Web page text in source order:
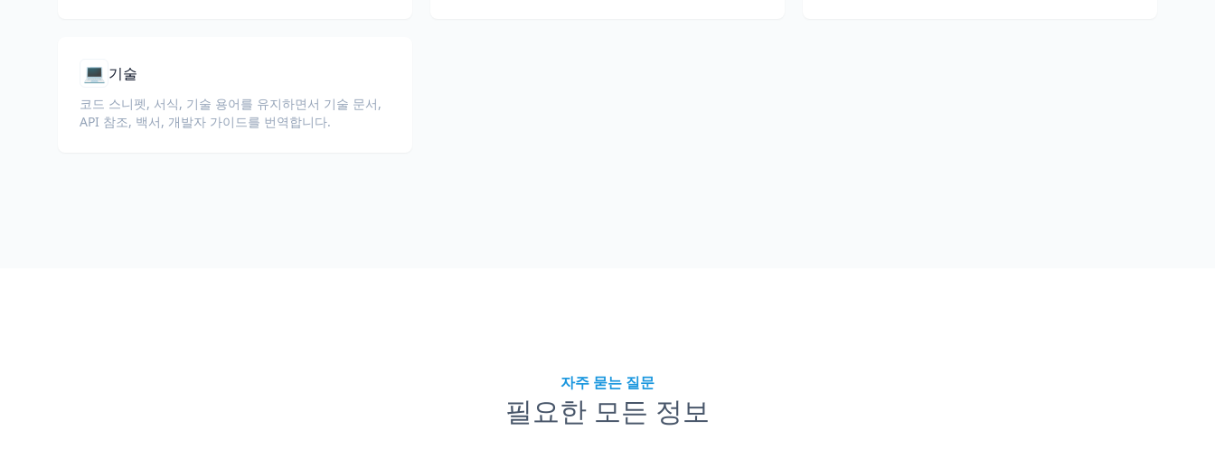
💻 기술
코드 스니펫, 서식, 기술 용어를 유지하면서 기술 문서,
API 참조, 백서, 개발자 가이드를 번역합니다.
자주 묻는 질문
필요한 모든 정보